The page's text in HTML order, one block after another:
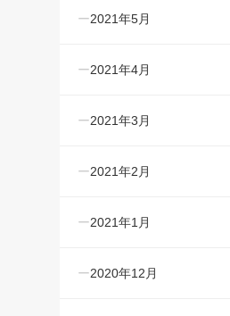
2021年5月
2021年4月
2021年3月
2021年2月
2021年1月
2020年12月